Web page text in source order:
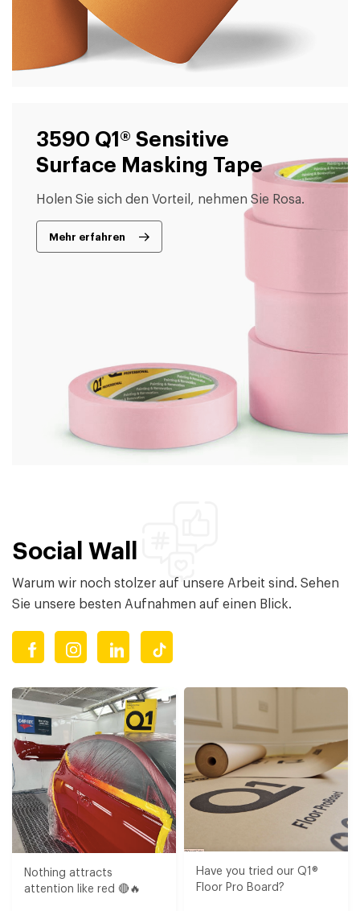
3590 Q1® Sensitive
Surface Masking Tape
Holen Sie sich den Vorteil, nehmen Sie Rosa.
Mehr erfahren
Social Wall
Warum wir noch stolzer auf unsere Arbeit sind. Sehen
Sie unsere besten Aufnahmen auf einen Blick.
Nothing attracts
attention like red 🔴🔥​
Have you tried our Q1®
Floor Pro Board?⁠​